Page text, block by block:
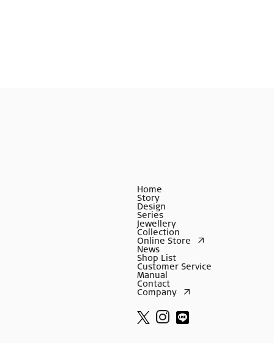
Home
Story
Design
Series
Jewellery
Collection
Online Store
News
Shop List
Customer Service
Manual
Contact
Company